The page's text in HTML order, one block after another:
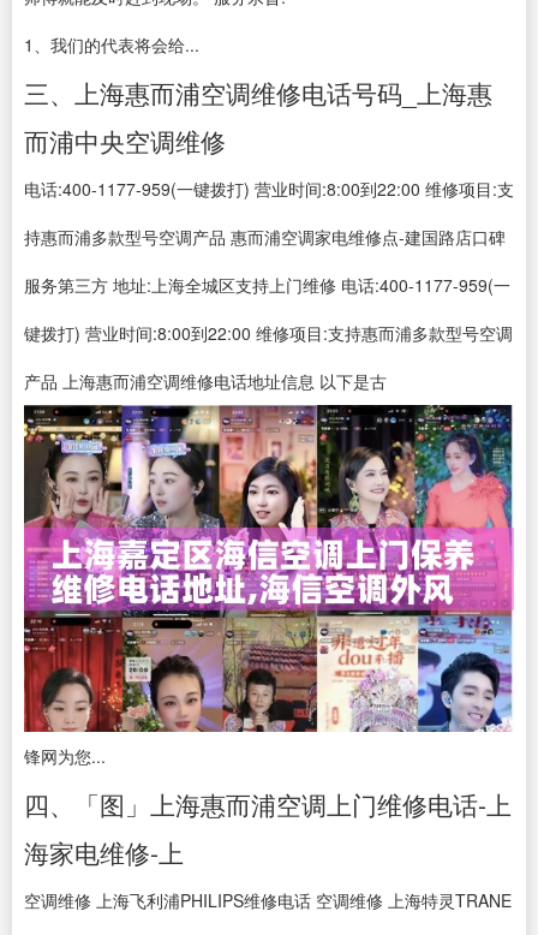
1、我们的代表将会给...
三、上海惠而浦空调维修电话号码_上海惠
而浦中央空调维修
电话:400-1177-959(一键拨打) 营业时间:8:00到22:00 维修项目:支
持惠而浦多款型号空调产品 惠而浦空调家电维修点-建国路店口碑
服务第三方 地址:上海全城区支持上门维修 电话:400-1177-959(一
键拨打) 营业时间:8:00到22:00 维修项目:支持惠而浦多款型号空调
产品 上海惠而浦空调维修电话地址信息 以下是古
锋网为您...
四、「图」上海惠而浦空调上门维修电话-上
海家电维修-上
空调维修 上海飞利浦PHILIPS维修电话 空调维修 上海特灵TRANE